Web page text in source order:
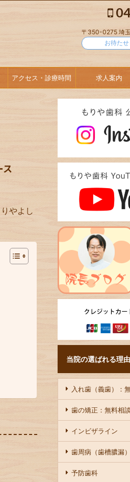
〒350-0275 埼
お待た
アクセス・診療時間 求人案内
ス
やよし
当院の選ばれる理由
入れ歯（義歯）：
歯の矯正：無料相談
インビザライン
歯周病（歯槽膿漏）
予防歯科